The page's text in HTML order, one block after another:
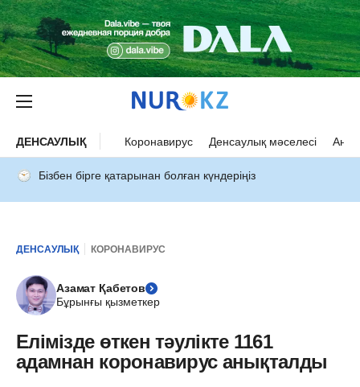
ДЕНСАУЛЫҚ Коронавирус Денсаулық мәселесі Ана
Бізбен бірге қатарынан болған күндеріңіз
ДЕНСАУЛЫҚ КОРОНАВИРУС
Азамат Қабетов
Бұрынғы қызметкер
Елімізде өткен тәулікте 1161
адамнан коронавирус анықталды